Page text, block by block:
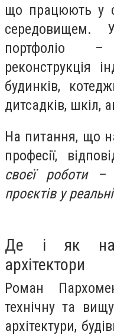
що працюють у
середовищем.
портфоліо
реконструкція
будинків,
дитсадків, шкіл,
На питання, що
професії,
своєї роботи –
проєктів у
Де і як
архітектори
Роман
технічну та
архітектури,